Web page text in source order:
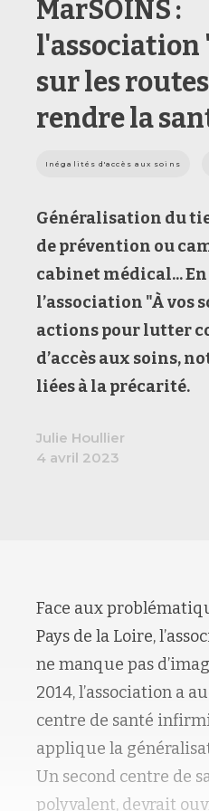
MarSOINS :
l'association
sur les
rendre la
Inégalités d'accès aux soins
Généralisation du
de prévention ou
cabinet médical...
l’association "À vos
actions pour lutter
d’accès aux soins,
liées à la précarité.
Julie Houllier
4 avril 2023
Face aux
Pays de la Loire,
ne manque pas
2014, l’association a
centre de santé
applique la
Un second centre de
polyvalent, devrait